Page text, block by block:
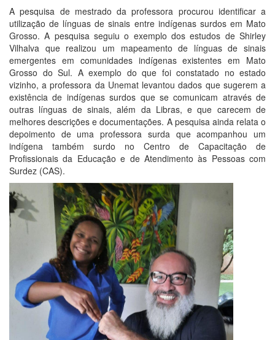
A pesquisa de mestrado da professora procurou identificar a
utilização de línguas de sinais entre indígenas surdos em Mato
Grosso. A pesquisa seguiu o exemplo dos estudos de Shirley
Vilhalva que realizou um mapeamento de línguas de sinais
emergentes em comunidades indígenas existentes em Mato
Grosso do Sul. A exemplo do que foi constatado no estado
vizinho, a professora da Unemat levantou dados que sugerem a
existência de indígenas surdos que se comunicam através de
outras línguas de sinais, além da Libras, e que carecem de
melhores descrições e documentações. A pesquisa ainda relata o
depoimento de uma professora surda que acompanhou um
indígena também surdo no Centro de Capacitação de
Profissionais da Educação e de Atendimento às Pessoas com
Surdez (CAS).